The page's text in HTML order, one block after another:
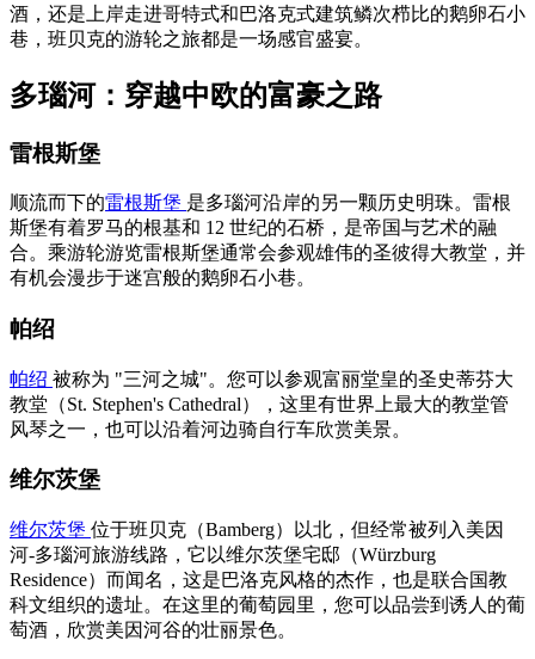
酒，还是上岸走进哥特式和巴洛克式建筑鳞次栉比的鹅卵石小
巷，班贝克的游轮之旅都是一场感官盛宴。
多瑙河：穿越中欧的富豪之路
雷根斯堡
顺流而下的雷根斯堡 是多瑙河沿岸的另一颗历史明珠。雷根
斯堡有着罗马的根基和 12 世纪的石桥，是帝国与艺术的融
合。乘游轮游览雷根斯堡通常会参观雄伟的圣彼得大教堂，并
有机会漫步于迷宫般的鹅卵石小巷。
帕绍
帕绍 被称为 "三河之城"。您可以参观富丽堂皇的圣史蒂芬大
教堂（St. Stephen's Cathedral），这里有世界上最大的教堂管
风琴之一，也可以沿着河边骑自行车欣赏美景。
维尔茨堡
维尔茨堡 位于班贝克（Bamberg）以北，但经常被列入美因
河-多瑙河旅游线路，它以维尔茨堡宅邸（Würzburg
Residence）而闻名，这是巴洛克风格的杰作，也是联合国教
科文组织的遗址。在这里的葡萄园里，您可以品尝到诱人的葡
萄酒，欣赏美因河谷的壮丽景色。